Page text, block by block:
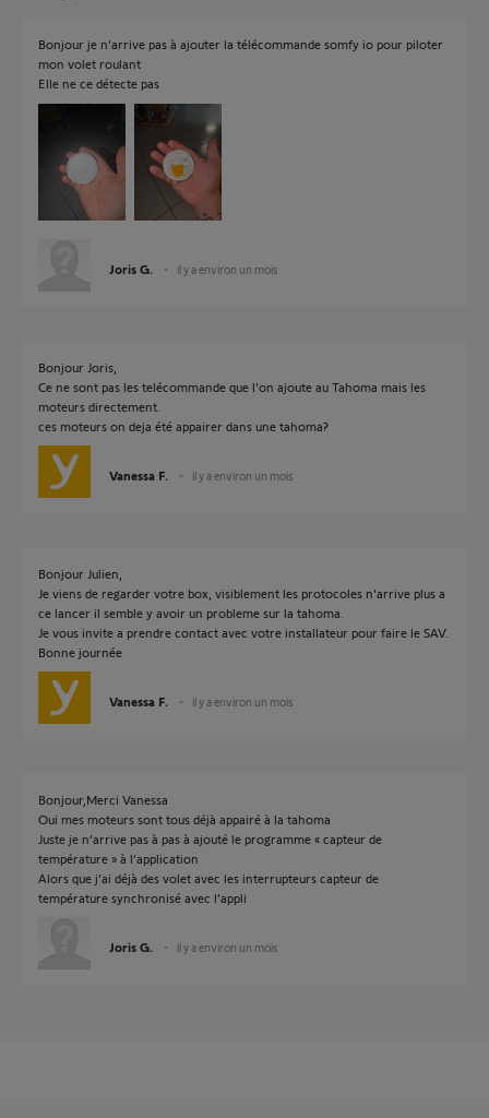
Bonjour je n’arrive pas à ajouter la télécommande somfy io pour piloter
mon volet roulant
Elle ne ce détecte pas
Joris G. il y a environ un mois
Bonjour Joris,
Ce ne sont pas les telécommande que l'on ajoute au Tahoma mais les
moteurs directement.
ces moteurs on deja été appairer dans une tahoma?
Vanessa F. il y a environ un mois
Bonjour Julien,
Je viens de regarder votre box, visiblement les protocoles n'arrive plus a
ce lancer il semble y avoir un probleme sur la tahoma.
Je vous invite a prendre contact avec votre installateur pour faire le SAV.
Bonne journée
Vanessa F. il y a environ un mois
Bonjour,Merci Vanessa
Oui mes moteurs sont tous déjà appairé à la tahoma
Juste je n’arrive pas à pas à ajouté le programme « capteur de
température » à l’application
Alors que j’ai déjà des volet avec les interrupteurs capteur de
température synchronisé avec l’appli
Joris G. il y a environ un mois